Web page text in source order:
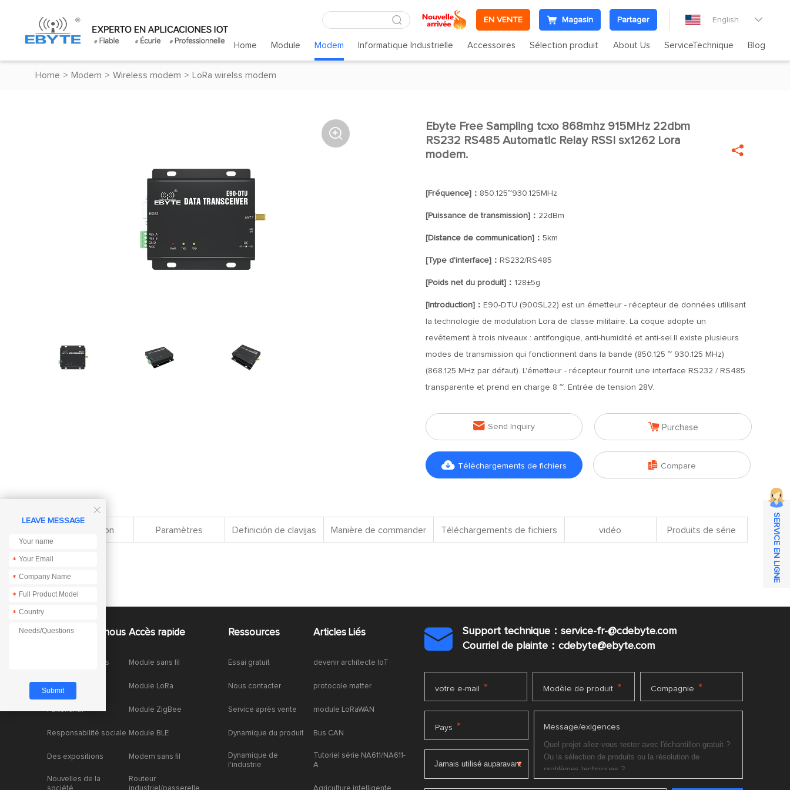
EN VENTE Magasin Partager English 
Home Module Modem Informatique Industrielle Accessoires Sélection produit About Us ServiceTechnique Blog
Home > Modem > Wireless modem > LoRa wirelss modem
 
Ebyte Free Sampling tcxo 868mhz 915MHz 22dbm
RS232 RS485 Automatic Relay RSSI sx1262 Lora
modem.

[Fréquence]： 850.125~930.125MHz
[Puissance de transmission]： 22dBm
[Distance de communication]： 5km
[Type d'interface]： RS232/RS485
[Poids net du produit]： 128±5g
[Introduction]： E90-DTU (900SL22) est un émetteur - récepteur de données utilisant
la technologie de modulation Lora de classe militaire. La coque adopte un
revêtement à trois niveaux : antifongique, anti-humidité et anti-sel.Il existe plusieurs
modes de transmission qui fonctionnent dans la bande (850.125 ~ 930.125 MHz)
(868.125 MHz par défaut). L'émetteur - récepteur fournit une interface RS232 / RS485
transparente et prend en charge 8 ~. Entrée de tension 28V.
 Send Inquiry  Purchase
 Téléchargements de fichiers  Compare
Spécification Paramètres Definición de clavijas Manière de commander Téléchargements de fichiers vidéo Produits de série
À propos de nous
À propos de nous
Honneurs
Partenariat
Responsabilité sociale
Des expositions
Nouvelles de la
Accès rapide
Module sans fil
Module LoRa
Module ZigBee
Module BLE
Modem sans fil
Routeur
Ressources
Essai gratuit
Nous contacter
Service après vente
Dynamique du produit
Dynamique de
l'industrie
Articles Liés
devenir architecte IoT
protocole matter
module LoRaWAN
Bus CAN
Tutoriel série NA611/NA611-
A

Support technique：service-fr-@cdebyte.com
Courriel de plainte：cdebyte@ebyte.com
votre e-mail * Modèle de produit * Compagnie *
Pays * Message/exigences

LEAVE MESSAGE
*
*
*
*
SERVICE EN LIGNE